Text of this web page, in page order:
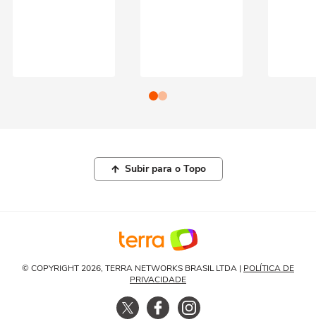
Subir para o Topo
© COPYRIGHT 2026, TERRA NETWORKS BRASIL LTDA | POLÍTICA DE
PRIVACIDADE